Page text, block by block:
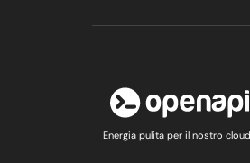
Energia pulita per il nostro cloud